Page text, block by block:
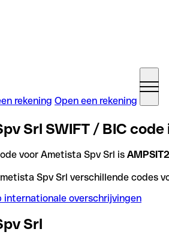
rekening Open een rekening
Srl SWIFT / BIC code
voor Ametista Spv Srl is
Spv Srl verschillende codes
internationale overschrijvingen
Srl